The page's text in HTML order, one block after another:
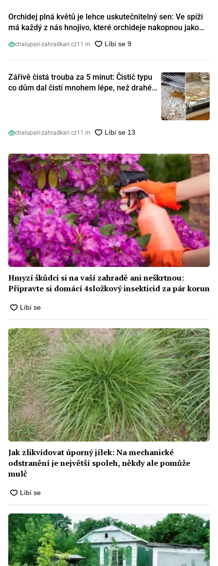
Orchidej plná květů je lehce uskutečnitelný sen: Ve spíži
má každý z nás hnojivo, které orchideje nakopnou jako
chalupari-zahradkari.cz11 m
Zářivě čistá trouba za 5 minut: Čistič typu
co dům dal čistí mnohem lépe, než drahé
chalupari-zahradkari.cz11 m
Hmyzí škůdci si na vaší zahradě ani neškrtnou:
Připravte si domácí 4složkový insekticid za pár korun
Jak zlikvidovat úporný jílek: Na mechanické
odstranění je největší spoleh, někdy ale pomůže
mulč